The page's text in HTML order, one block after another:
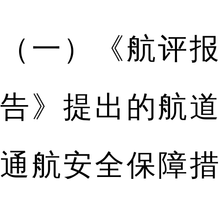
（一）《航评报
告》提出的航道
通航安全保障措